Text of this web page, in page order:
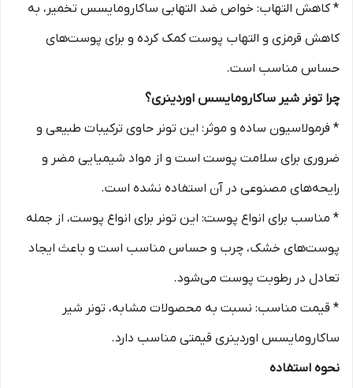
* کاهش التهاب: خواص ضد التهابی ساکارومایسس تخمیر، به
کاهش قرمزی و التهاب پوست کمک کرده و برای پوست‌های
حساس مناسب است.
چرا تونر شیر ساکارومایسس اوردینری؟
* فرمولاسیون ساده و موثر: این تونر حاوی ترکیبات طبیعی و
ضروری برای سلامت پوست است و از مواد شیمیایی مضر و
رایحه‌های مصنوعی در آن استفاده نشده است.
* مناسب برای انواع پوست: این تونر برای انواع پوست، از جمله
پوست‌های خشک، چرب و حساس مناسب است و باعث ایجاد
تعادل در رطوبت پوست می‌شود.
* قیمت مناسب: نسبت به محصولات مشابه، تونر شیر
ساکارومایسس اوردینری قیمتی مناسب دارد.
نحوه استفاده